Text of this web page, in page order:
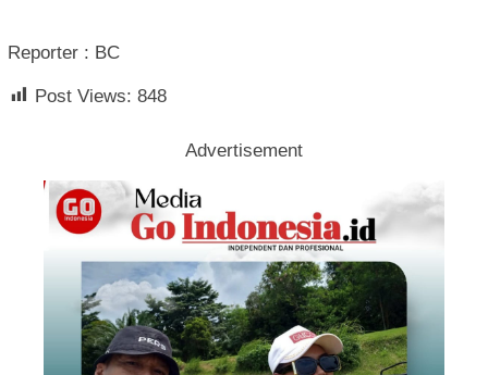
Reporter : BC
Post Views: 848
Advertisement